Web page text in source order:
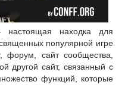
настоящая находка для
популярной игре
форум, сайт сообщества,
другой сайт, связанный с
функций, которые